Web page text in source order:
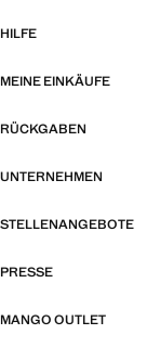
HILFE
MEINE EINKÄUFE
RÜCKGABEN
UNTERNEHMEN
STELLENANGEBOTE
PRESSE
MANGO OUTLET